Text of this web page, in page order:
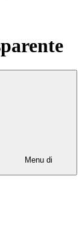
Menu di